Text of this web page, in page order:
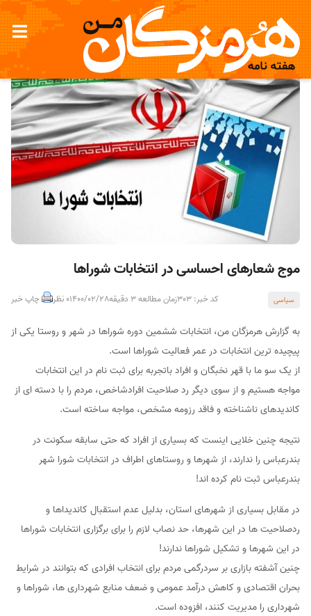
موج شعارهای احساسی در انتخابات شوراها
سیاسی کد خبر: 303 زمان مطالعه 3 دقیقه 1400/02/280 نظر چاپ خبر
به گزارش هرمزگان من، انتخابات ششمین دوره شوراها در شهر و روستا یکی از
پیچیده ترین انتخابات در عمر فعالیت شوراها است.
از یک سو ما با قهر نخبگان و افراد باتجربه برای ثبت نام در این انتخابات
مواجه هستیم ‌‌و از سوی دیگر رد صلاحیت افرادشاخص، مردم را با دسته ای از
کاندیدهای ناشناخته و فاقد رزومه مشخص، مواجه ساخته است.
نتیجه چنین خلایی اینست که بسیاری از افراد که حتی سابقه سکونت در
بندرعباس را ندارند، از شهرها و روستاهای اطراف در انتخابات شورا شهر
بندرعباس ثبت نام کرده اند!
در مقابل بسیاری از شهرهای استان، بدلیل عدم استقبال کاندیداها و
ردصلاحیت ها در این شهرها، حد نصاب لازم را برای برگزاری انتخابات شوراها
در این شهرها و تشکیل شوراها ندارند!
چنین آشفته بازاری بر سردرگمی مردم برای انتخاب افرادی که بتوانند در شرایط
بحران اقتصادی و کاهش درآمد عمومی و ضعف منابع شهرداری ها، شوراها و
شهرداری را مدیریت کنند، افزوده است.